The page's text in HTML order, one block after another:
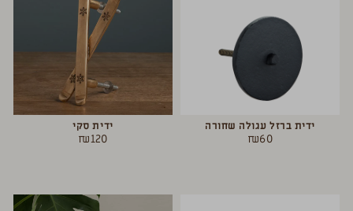
ידית ברזל עגולה שחורה
₪60
ידית סקי
₪120